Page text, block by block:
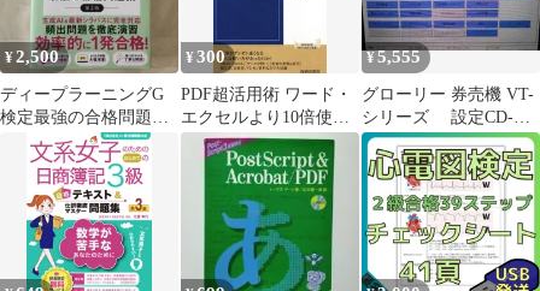
¥2,500
ディープラーニングG
検定最強の合格問題集 :
究極の332問+模試2回
(PDF)
¥300
PDF超活用術 ワード・
エクセルより10倍使え
る／オンサイト
¥5,555
グローリー 券売機 VT-
シリーズ 設定CD-R
PDF取説付